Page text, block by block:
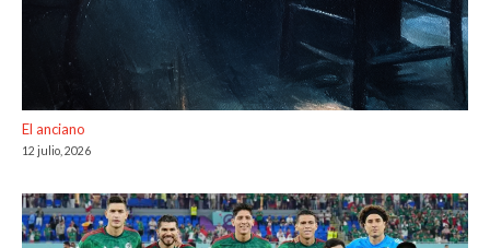
El anciano
12 julio, 2026